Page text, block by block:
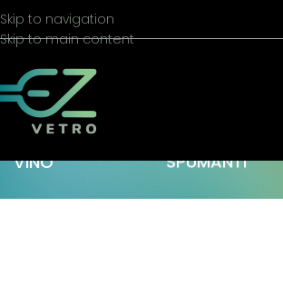
Skip to navigation
Skip to main content
VINO SPUMANTI